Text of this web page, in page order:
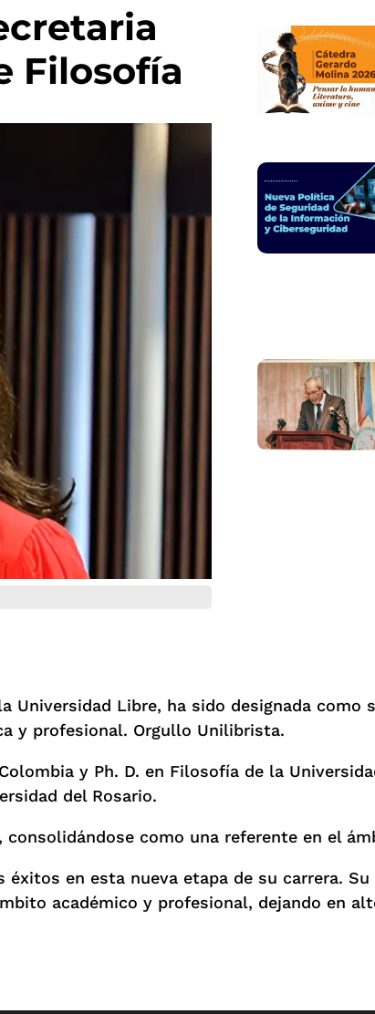
Filosofía
Universidad Libre, ha sido designada como
y profesional. Orgullo Unilibrista.
y Ph. D. en Filosofía de la
del Rosario.
como una referente en el
en esta nueva etapa de su carrera.
académico y profesional, dejando en